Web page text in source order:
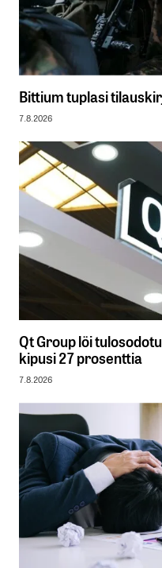
Bittium tuplasi
7.8.2026
Qt Group löi
kipusi 27 prosenttia
7.8.2026